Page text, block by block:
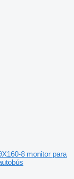
8 monitor para